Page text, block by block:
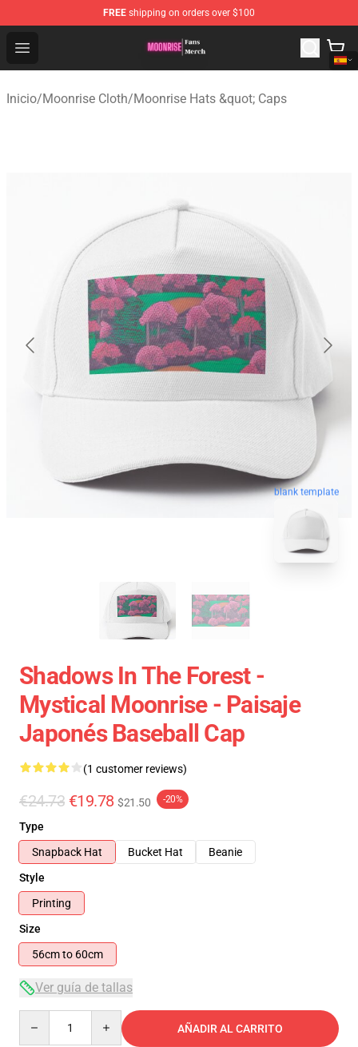
FREE shipping on orders over $100
Open menu
Moonrise Store - Official Moonrise Merchandise Shop
Inicio/Moonrise Cloth/Moonrise Hats &quot; Caps
blank template
Shadows In The Forest -
Mystical Moonrise - Paisaje
Japonés Baseball Cap
(1 customer reviews)
€24.73 €19.78 $21.50 -20%
Type
Snapback Hat
Bucket Hat
Beanie
Style
Printing
Size
56cm to 60cm
Ver guía de tallas
AÑADIR AL CARRITO